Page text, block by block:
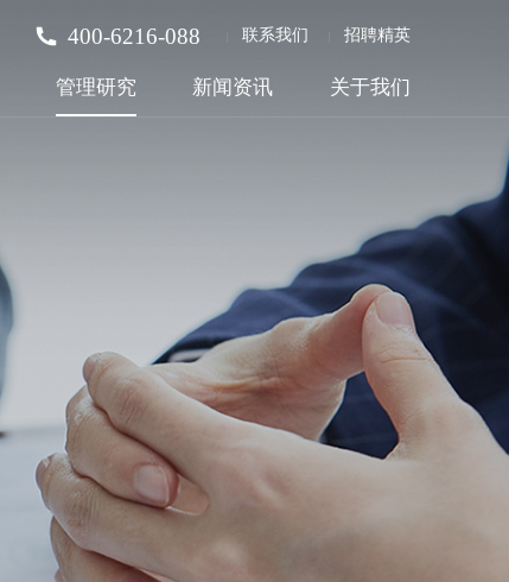
400-6216-088 联系我们 招聘精英
管理研究 新闻资讯 关于我们